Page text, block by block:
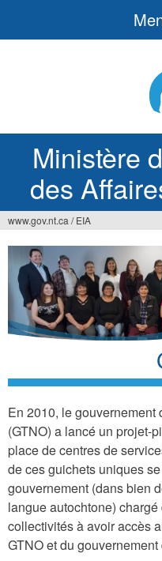
Ministère
des
Vous
êtes
ici
www.gov.nt.ca / EIA
En 2010, le gouvernement
(GTNO) a lancé un projet-
place de centres de
de ces guichets uniques
gouvernement (dans bien
langue autochtone)
collectivités à avoir accès
GTNO et du